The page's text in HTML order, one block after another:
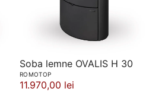
Soba lemne OVALIS H 30
ROMOTOP
11.970,00 lei